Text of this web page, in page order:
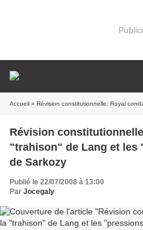
Accueil » Révision constitutionnelle: Royal condamne la
Révision
"trahison" de Lang et
de Sarkozy
Publié le 22/07/2008 à 13:00
Par Jocegaly